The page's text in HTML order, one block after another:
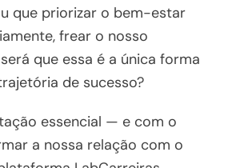
que priorizar o bem-estar
frear o nosso
que essa é a única forma
de sucesso?
essencial — e com o
a nossa relação com o